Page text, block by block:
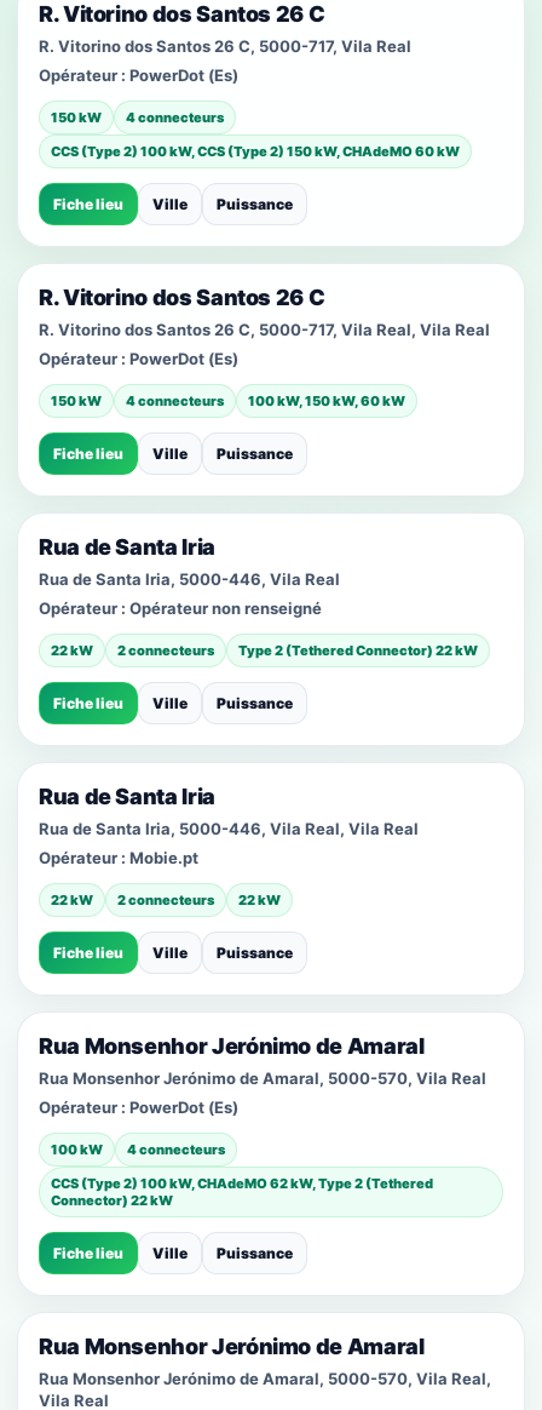
R. Vitorino dos Santos 26 C
R. Vitorino dos Santos 26 C, 5000-717, Vila Real
Opérateur : PowerDot (Es)
150 kW
4 connecteurs
CCS (Type 2) 100 kW, CCS (Type 2) 150 kW, CHAdeMO 60 kW
Fiche lieu Ville Puissance
R. Vitorino dos Santos 26 C
R. Vitorino dos Santos 26 C, 5000-717, Vila Real, Vila Real
Opérateur : PowerDot (Es)
150 kW 4 connecteurs 100 kW, 150 kW, 60 kW
Fiche lieu Ville Puissance
Rua de Santa Iria
Rua de Santa Iria, 5000-446, Vila Real
Opérateur : Opérateur non renseigné
22 kW 2 connecteurs Type 2 (Tethered Connector) 22 kW
Fiche lieu Ville Puissance
Rua de Santa Iria
Rua de Santa Iria, 5000-446, Vila Real, Vila Real
Opérateur : Mobie.pt
22 kW 2 connecteurs 22 kW
Fiche lieu Ville Puissance
Rua Monsenhor Jerónimo de Amaral
Rua Monsenhor Jerónimo de Amaral, 5000-570, Vila Real
Opérateur : PowerDot (Es)
100 kW
4 connecteurs
CCS (Type 2) 100 kW, CHAdeMO 62 kW, Type 2 (Tethered
Connector) 22 kW
Fiche lieu Ville Puissance
Rua Monsenhor Jerónimo de Amaral
Rua Monsenhor Jerónimo de Amaral, 5000-570, Vila Real,
Vila Real